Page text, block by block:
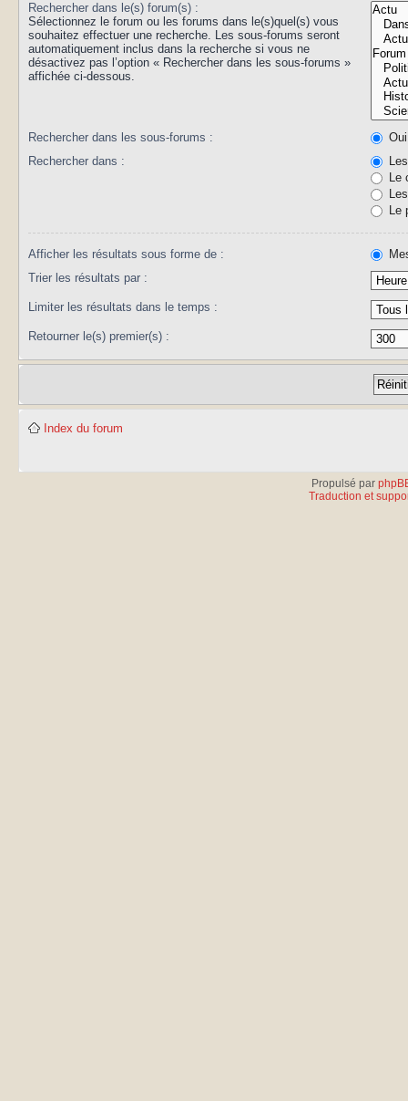
Rechercher dans le(s) forum(s) :
Sélectionnez le forum ou les forums dans le(s)quel(s) vous
souhaitez effectuer une recherche. Les sous-forums seront
automatiquement inclus dans la recherche si vous ne
désactivez pas l’option « Rechercher dans les sous-forums »
affichée ci-dessous.
Rechercher dans les sous-forums :
Oui
Rechercher dans :
Le
Le
Afficher les résultats sous forme de :
Trier les résultats par :
Limiter les résultats dans le temps :
Retourner le(s) premier(s) :
Index du forum
Propulsé par
Traduction et